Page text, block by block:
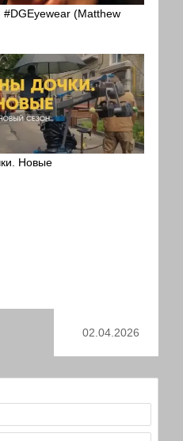
(Matthew
Новые
02.04.2026